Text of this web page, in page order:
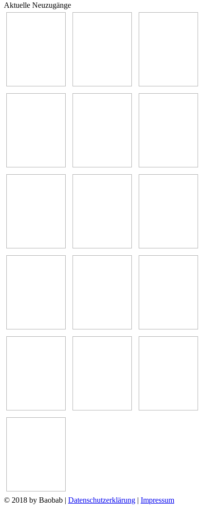
Aktuelle Neuzugänge
© 2018 by Baobab | Datenschutzerklärung | Impressum